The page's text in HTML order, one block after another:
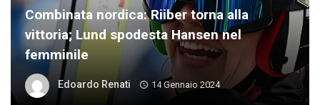
Combinata nordica: Riiber torna alla
vittoria; Lund spodesta Hansen nel
femminile
Edoardo Renati 14 Gennaio 2024